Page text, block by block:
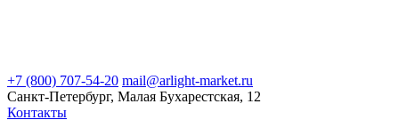
+7 (800) 707-54-20 mail@arlight-market.ru
Санкт-Петербург, Малая Бухарестская, 12
Контакты